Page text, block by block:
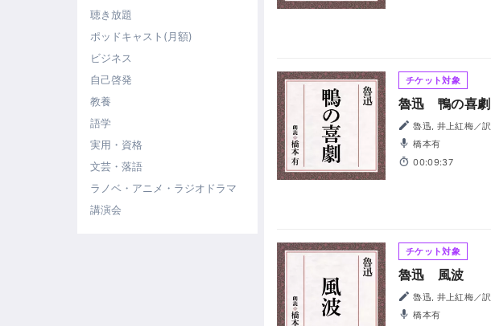
聴き放題
ポッドキャスト(月額)
ビジネス
自己啓発
教養
語学
実用・資格
文芸・落語
ラノベ・アニメ・ラジオドラマ
講演会
チケット対象
魯迅 鴨の喜劇
魯迅, 井上紅梅／訳
橋本有
00:09:37
チケット対象
魯迅 風波
魯迅, 井上紅梅／訳
橋本有